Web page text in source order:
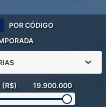
POR CÓDIGO
(R$) 19.900.000